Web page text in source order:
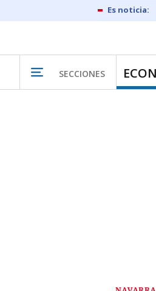
SECCIONES